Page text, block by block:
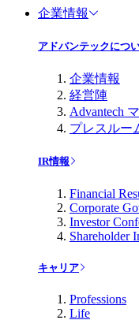
企業情報
アドバンテックにつ
企業情報
経営陣
Advantech
プレスルー
IR情報
Financial
Corporate
Investor
Shareholder
キャリア
Professions
Life